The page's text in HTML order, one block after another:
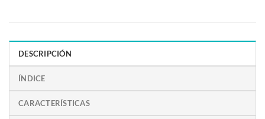
DESCRIPCIÓN
ÍNDICE
CARACTERÍSTICAS